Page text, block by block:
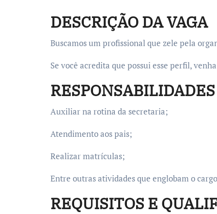
DESCRIÇÃO DA VAGA
Buscamos um profissional que zele pela
Se você acredita que possui esse perfil,
Auxiliar na rotina da secretaria;
Atendimento aos pais;
Realizar matrículas;
Entre outras atividades que englobam o
REQUISITOS E